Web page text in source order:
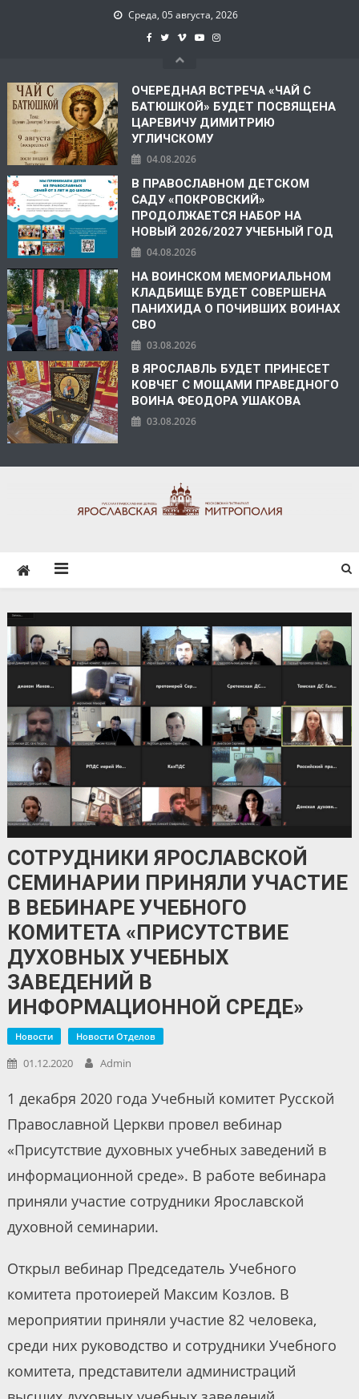
Среда, 05 августа, 2026
ОЧЕРЕДНАЯ ВСТРЕЧА «ЧАЙ С
БАТЮШКОЙ» БУДЕТ ПОСВЯЩЕНА
ЦАРЕВИЧУ ДИМИТРИЮ
УГЛИЧСКОМУ
04.08.2026
В ПРАВОСЛАВНОМ ДЕТСКОМ
САДУ «ПОКРОВСКИЙ»
ПРОДОЛЖАЕТСЯ НАБОР НА
НОВЫЙ 2026/2027 УЧЕБНЫЙ ГОД
04.08.2026
НА ВОИНСКОМ МЕМОРИАЛЬНОМ
КЛАДБИЩЕ БУДЕТ СОВЕРШЕНА
ПАНИХИДА О ПОЧИВШИХ ВОИНАХ
СВО
03.08.2026
В ЯРОСЛАВЛЬ БУДЕТ ПРИНЕСЕТ
КОВЧЕГ С МОЩАМИ ПРАВЕДНОГО
ВОИНА ФЕОДОРА УШАКОВА
03.08.2026
СОТРУДНИКИ ЯРОСЛАВСКОЙ
СЕМИНАРИИ ПРИНЯЛИ УЧАСТИЕ
В ВЕБИНАРЕ УЧЕБНОГО
КОМИТЕТА «ПРИСУТСТВИЕ
ДУХОВНЫХ УЧЕБНЫХ
ЗАВЕДЕНИЙ В
ИНФОРМАЦИОННОЙ СРЕДЕ»
Новости Новости Отделов
01.12.2020 Admin
1 декабря 2020 года Учебный комитет Русской
Православной Церкви провел вебинар
«Присутствие духовных учебных заведений в
информационной среде». В работе вебинара
приняли участие сотрудники Ярославской
духовной семинарии.
Открыл вебинар Председатель Учебного
комитета протоиерей Максим Козлов. В
мероприятии приняли участие 82 человека,
среди них руководство и сотрудники Учебного
комитета, представители администраций